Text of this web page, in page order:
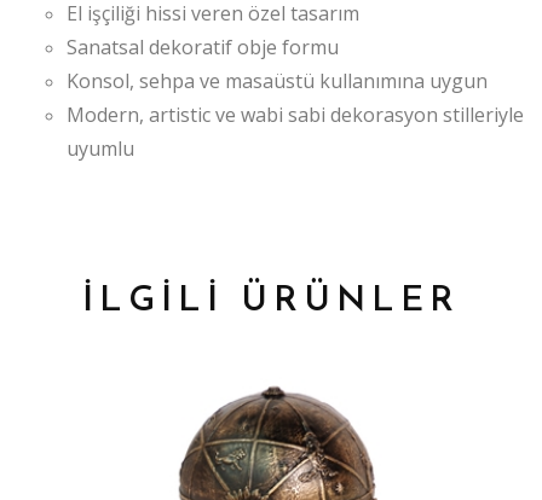
El işçiliği hissi veren özel tasarım
Sanatsal dekoratif obje formu
Konsol, sehpa ve masaüstü kullanımına uygun
Modern, artistic ve wabi sabi dekorasyon stilleriyle
uyumlu
İLGİLİ ÜRÜNLER